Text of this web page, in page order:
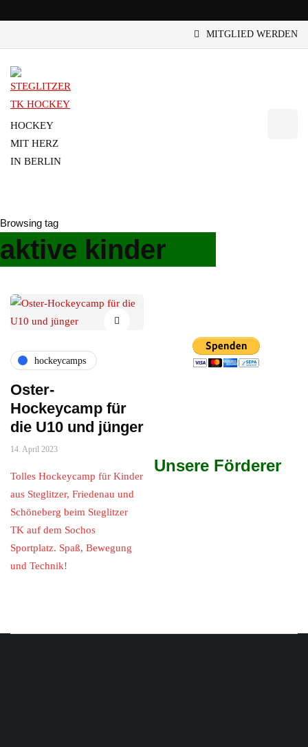
MITGLIED WERDEN
HOCKEY
MIT HERZ
IN BERLIN
Browsing tag
aktive kinder
hockeycamps
Oster-
Hockeycamp für
die U10 und jünger
14. April 2023
Tolles Hockeycamp für Kinder
aus Steglitzer, Friedenau und
Schöneberg beim Steglitzer
TK auf dem Sochos
Sportplatz. Spaß, Bewegung
und Technik!
Unsere Förderer